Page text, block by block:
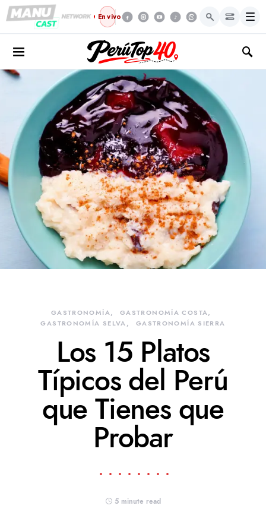
En vivo Menú
GASTRONOMÍA
GASTRONOMÍA COSTA
GASTRONOMÍA SELVA
GASTRONOMÍA SIERRA
Los 15 Platos
Típicos del Perú
que Tienes que
Probar
5 minute read